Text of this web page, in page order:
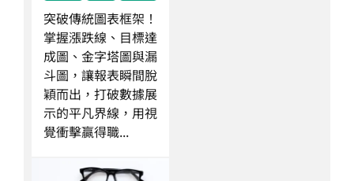
突破傳統圖表框架！
掌握漲跌線、目標達
成圖、金字塔圖與漏
斗圖，讓報表瞬間脫
穎而出，打破數據展
示的平凡界線，用視
覺衝擊贏得職...